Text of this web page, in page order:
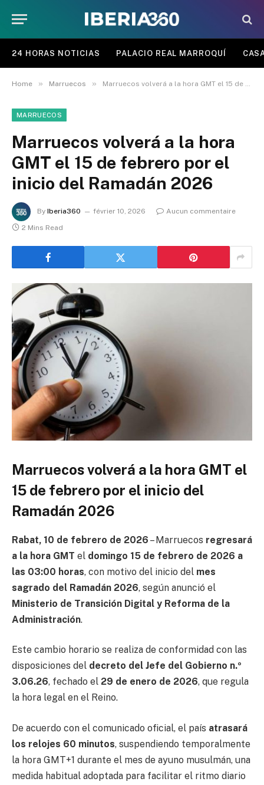
24 HORAS NOTICIAS PALACIO REAL MARROQUÍ
Home » Marruecos » Marruecos volverá a la hora GMT el 15 de febrero por el inicio del Ramadán 2026
MARRUECOS
Marruecos volverá a la hora
GMT el 15 de febrero por el
inicio del Ramadán 2026
By Iberia360 février 10, 2026
Aucun commentaire
2 Mins Read
Marruecos volverá a la hora GMT el
15 de febrero por el inicio del
Ramadán 2026
Rabat, 10 de febrero de 2026 – Marruecos regresará
a la hora GMT el domingo 15 de febrero de 2026 a
las 03:00 horas, con motivo del inicio del mes
sagrado del Ramadán 2026, según anunció el
Ministerio de Transición Digital y Reforma de la
Administración.
Este cambio horario se realiza de conformidad con las
disposiciones del decreto del Jefe del Gobierno n.º
3.06.26, fechado el 29 de enero de 2026, que regula
la hora legal en el Reino.
De acuerdo con el comunicado oficial, el país atrasará
los relojes 60 minutos, suspendiendo temporalmente
la hora GMT+1 durante el mes de ayuno musulmán, una
medida habitual adoptada para facilitar el ritmo diario